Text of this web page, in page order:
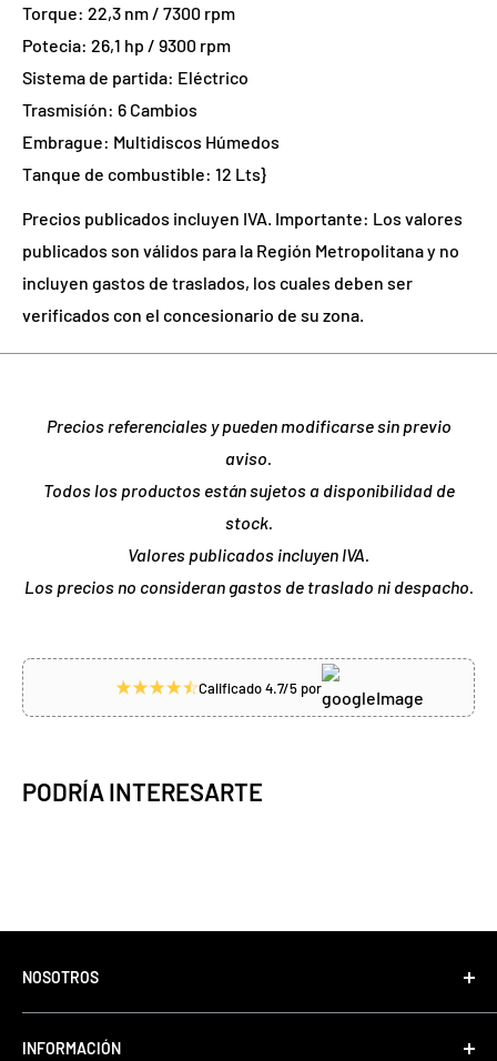
Torque: 22,3 nm / 7300 rpm
Potecia: 26,1 hp / 9300 rpm
Sistema de partida: Eléctrico
Trasmisíón: 6 Cambios
Embrague: Multidiscos Húmedos
Tanque de combustible: 12 Lts}
Precios publicados incluyen IVA. Importante: Los valores
publicados son válidos para la Región Metropolitana y no
incluyen gastos de traslados, los cuales deben ser
verificados con el concesionario de su zona.
Precios referenciales y pueden modificarse sin previo
aviso.
Todos los productos están sujetos a disponibilidad de
stock.
Valores publicados incluyen IVA.
Los precios no consideran gastos de traslado ni despacho.
Calificado 4.7/5 por
PODRÍA INTERESARTE
NOSOTROS
comercializando motos, equipos, accesorios de
INFORMACIÓN